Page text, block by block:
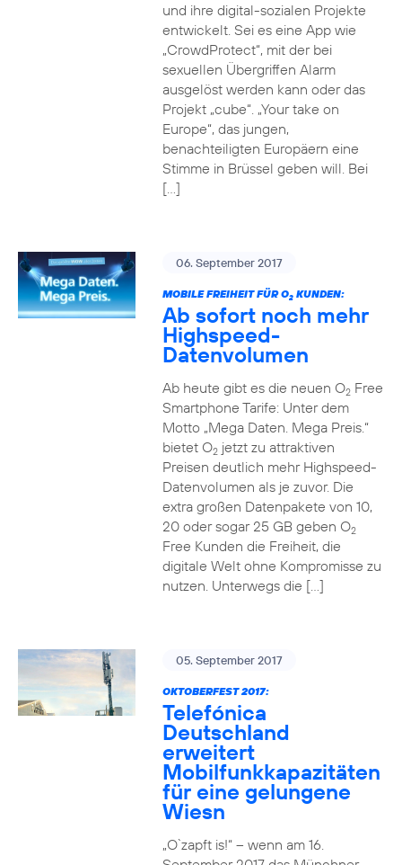
und ihre digital-sozialen Projekte
entwickelt. Sei es eine App wie
„CrowdProtect“, mit der bei
sexuellen Übergriffen Alarm
ausgelöst werden kann oder das
Projekt „cube“. „Your take on
Europe“, das jungen,
benachteiligten Europäern eine
Stimme in Brüssel geben will. Bei
[…]
06. September 2017
MOBILE FREIHEIT FÜR O2KUNDEN:
Ab sofort noch mehr
Highspeed-
Datenvolumen
Ab heute gibt es die neuen O2Free
Smartphone Tarife: Unter dem
Motto „Mega Daten. Mega Preis.“
bietet O2jetzt zu attraktiven
Preisen deutlich mehr Highspeed-
Datenvolumen als je zuvor. Die
extra großen Datenpakete von 10,
20 oder sogar 25 GB geben O2
Free Kunden die Freiheit, die
digitale Welt ohne Kompromisse zu
nutzen. Unterwegs die […]
05. September 2017
OKTOBERFEST 2017:
Telefónica
Deutschland
erweitert
Mobilfunkkapazitäten
für eine gelungene
Wiesn
„O`zapft is!“ – wenn am 16.